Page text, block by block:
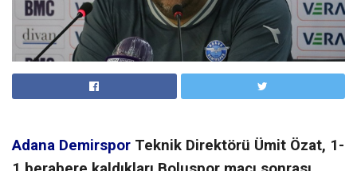
Adana Demirspor Teknik Direktörü Ümit Özat, 1-